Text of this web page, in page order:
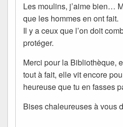
Les moulins, j’aime bien…
que les hommes en ont fait.
Il y a ceux que l’on doit
protéger.
Merci pour la Bibliothèque,
tout à fait, elle vit encore
heureuse que tu en fasses
Bises chaleureuses à vous